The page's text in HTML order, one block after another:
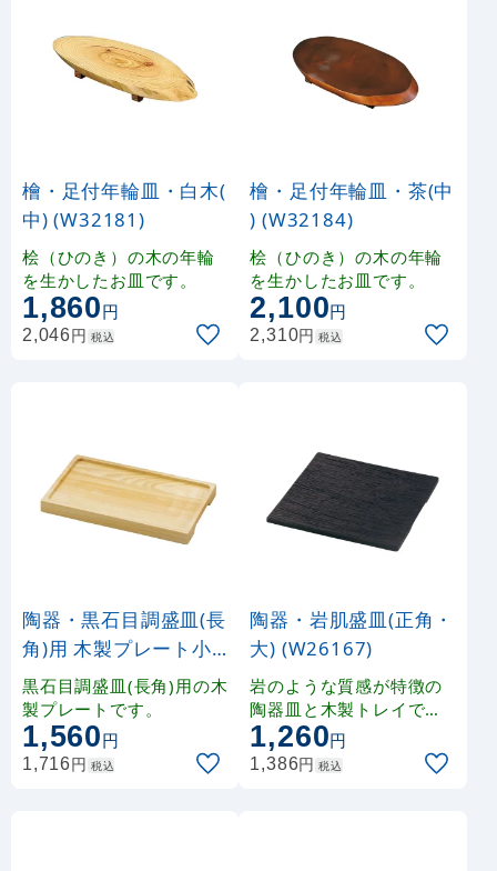
檜・足付年輪皿・白木(
中) (W32181)
桧（ひのき）の木の年輪
を生かしたお皿です。
1,860円
2,046円 税込
檜・足付年輪皿・茶(中
) (W32184)
桧（ひのき）の木の年輪
を生かしたお皿です。
2,100円
2,310円 税込
陶器・黒石目調盛皿(長
角)用 木製プレート小 (
W21540)
黒石目調盛皿(長角)用の木
製プレートです。
1,560円
1,716円 税込
陶器・岩肌盛皿(正角・
大) (W26167)
岩のような質感が特徴の
陶器皿と木製トレイです
。
1,260円
1,386円 税込